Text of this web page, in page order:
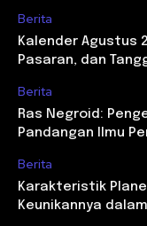
Berita
Kalender Agustus
Pasaran, dan
Berita
Ras Negroid:
Pandangan Ilmu
Berita
Karakteristik
Keunikannya